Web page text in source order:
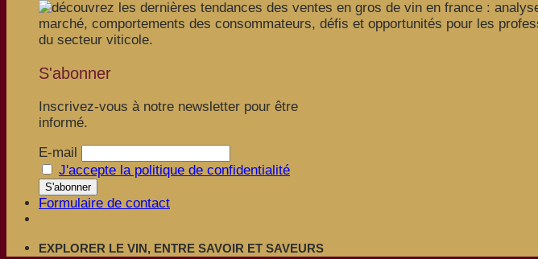
S'abonner
Inscrivez-vous à notre newsletter pour être
informé.
E-mail
J'accepte la politique de confidentialité
Formulaire de contact
EXPLORER LE VIN, ENTRE SAVOIR ET SAVEURS